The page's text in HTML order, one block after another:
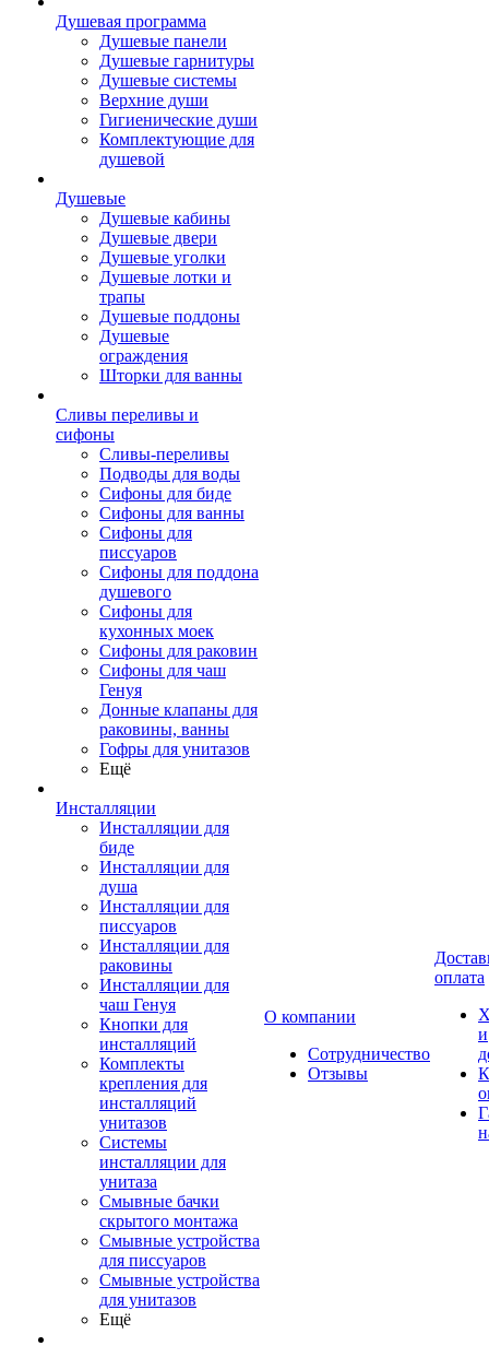
Душевая программа
Душевые панели
Душевые гарнитуры
Душевые системы
Верхние души
Гигиенические души
Комплектующие для
душевой
Душевые
Душевые кабины
Душевые двери
Душевые уголки
Душевые лотки и
трапы
Душевые поддоны
Душевые
ограждения
Шторки для ванны
Сливы переливы и
сифоны
Сливы-переливы
Подводы для воды
Сифоны для биде
Сифоны для ванны
Сифоны для
писсуаров
Сифоны для поддона
душевого
Сифоны для
кухонных моек
Сифоны для раковин
Сифоны для чаш
Генуя
Донные клапаны для
раковины, ванны
Гофры для унитазов
Ещё
Инсталляции
Инсталляции для
биде
Инсталляции для
душа
Инсталляции для
писсуаров
Инсталляции для
раковины
Инсталляции для
чаш Генуя
Кнопки для
инсталляций
Комплекты
крепления для
инсталляций
унитазов
Системы
инсталляции для
унитаза
Смывные бачки
скрытого монтажа
Смывные устройства
для писсуаров
Смывные устройства
для унитазов
Ещё
О компании
Сотрудничество
Отзывы
оплата
и